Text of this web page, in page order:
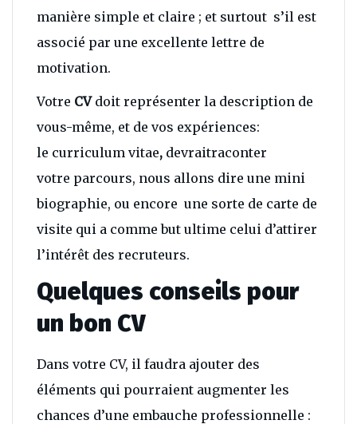
manière simple et claire ; et surtout s’il est
associé par une excellente lettre de
motivation.
Votre CV doit représenter la description de
vous-même, et de vos expériences:
le curriculum vitae, devraitraconter
votre parcours, nous allons dire une mini
biographie, ou encore une sorte de carte de
visite qui a comme but ultime celui d’attirer
l’intérêt des recruteurs.
Quelques conseils pour
un bon CV
Dans votre CV, il faudra ajouter des
éléments qui pourraient augmenter les
chances d’une embauche professionnelle :